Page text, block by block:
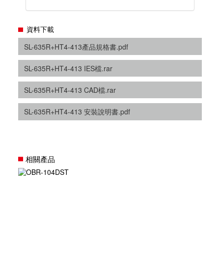
資料下載
SL-635R+HT4-413產品規格書.pdf
SL-635R+HT4-413 IES檔.rar
SL-635R+HT4-413 CAD檔.rar
SL-635R+HT4-413 安裝說明書.pdf
相關產品